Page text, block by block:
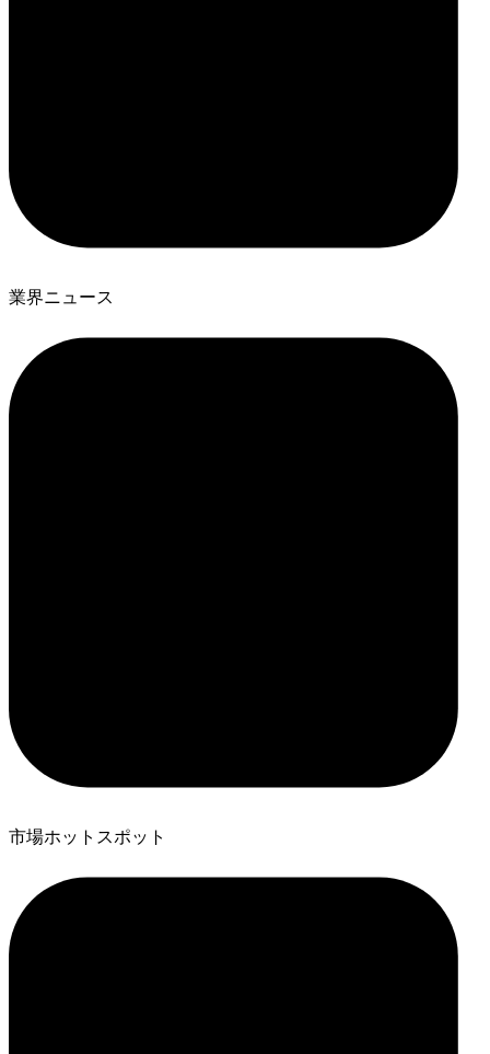
業界ニュース
市場ホットスポット